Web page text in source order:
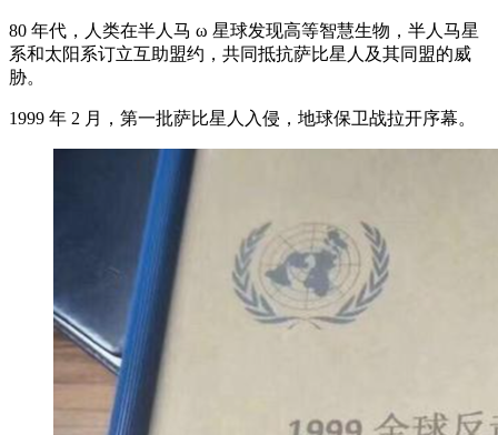
80 年代，人类在半人马 ω 星球发现高等智慧生物，半人马星
系和太阳系订立互助盟约，共同抵抗萨比星人及其同盟的威
胁。
1999 年 2 月，第一批萨比星人入侵，地球保卫战拉开序幕。